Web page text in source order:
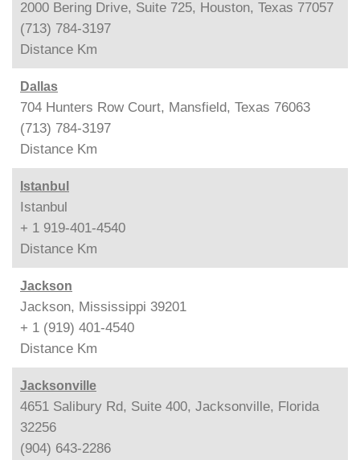
2000 Bering Drive, Suite 725, Houston, Texas 77057
(713) 784-3197
Distance Km
Dallas
704 Hunters Row Court, Mansfield, Texas 76063
(713) 784-3197
Distance Km
Istanbul
Istanbul
+ 1 919-401-4540
Distance Km
Jackson
Jackson, Mississippi 39201
+ 1 (919) 401-4540
Distance Km
Jacksonville
4651 Salibury Rd, Suite 400, Jacksonville, Florida
32256
(904) 643-2286